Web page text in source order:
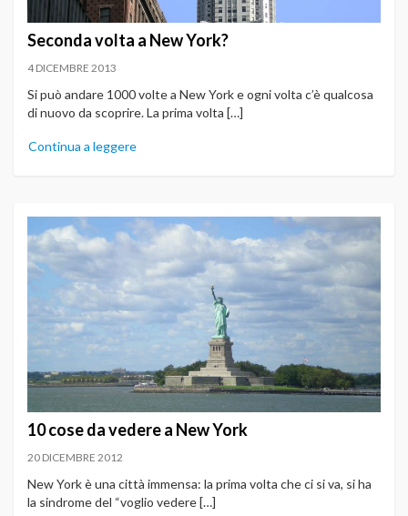
Seconda volta a New York?
4 DICEMBRE 2013
Si può andare 1000 volte a New York e ogni volta c’è qualcosa
di nuovo da scoprire. La prima volta […]
Continua a leggere
10 cose da vedere a New York
20 DICEMBRE 2012
New York è una città immensa: la prima volta che ci si va, si ha
la sindrome del “voglio vedere […]